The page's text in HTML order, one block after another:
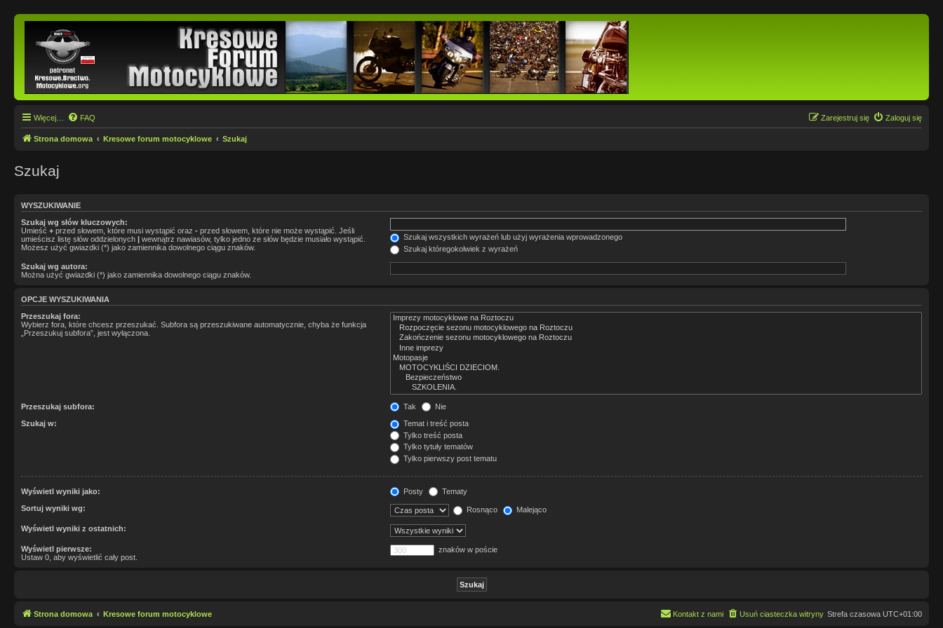
Więcej… FAQ Zaloguj się
Zarejestruj się
Strona domowa Kresowe forum motocyklowe Szukaj
Szukaj
WYSZUKIWANIE
Szukaj wg słów kluczowych:
Umieść + przed słowem, które musi wystąpić oraz - przed słowem, które nie może wystąpić. Jeśli
umieścisz listę słów oddzielonych
wewnątrz nawiasów, tylko jedno ze słów będzie musiało wystąpić.
Możesz użyć gwiazdki (*) jako zamiennika dowolnego ciągu znaków.
Szukaj wszystkich wyrażeń lub użyj wyrażenia wprowadzonego
Szukaj któregokolwiek z wyrażeń
Szukaj wg autora:
Można użyć gwiazdki (*) jako zamiennika dowolnego ciągu znaków.
OPCJE WYSZUKIWANIA
Przeszukaj fora:
Wybierz fora, które chcesz przeszukać. Subfora są przeszukiwane automatycznie, chyba że funkcja
„Przeszukuj subfora”, jest wyłączona.
Przeszukaj subfora: Tak Nie
Szukaj w:
Temat i treść posta
Tylko treść posta
Tylko tytuły tematów
Tylko pierwszy post tematu
Wyświetl wyniki jako: Posty Tematy
Sortuj wyniki wg: Rosnąco Malejąco
Wyświetl wyniki z ostatnich:
Wyświetl pierwsze:
Ustaw 0, aby wyświetlić cały post.
znaków w poście
Strona domowa Kresowe forum motocyklowe Strefa czasowa UTC+01:00
Usuń ciasteczka witryny
Kontakt z nami